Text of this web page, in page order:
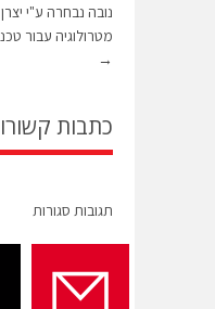
נובה נבחרה ע"י
מטרולוגיה עבור טכנולוגיות
→
כתבות
תגובות סגורות